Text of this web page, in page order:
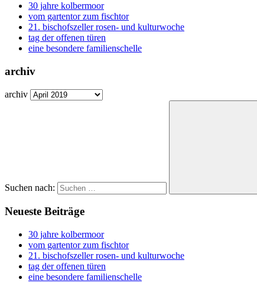
30 jahre kolbermoor
vom gartentor zum fischtor
21. bischofszeller rosen- und kulturwoche
tag der offenen türen
eine besondere familienschelle
archiv
archiv
Suchen nach:
Neueste Beiträge
30 jahre kolbermoor
vom gartentor zum fischtor
21. bischofszeller rosen- und kulturwoche
tag der offenen türen
eine besondere familienschelle